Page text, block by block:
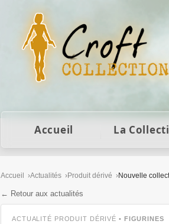
Figurines Lara Croft et
Accueil La
Accueil Actualités Produit dérivé Nouvelle
← Retour aux actualités
ACTUALITÉ PRODUIT DÉRIVÉ • FIGURINES